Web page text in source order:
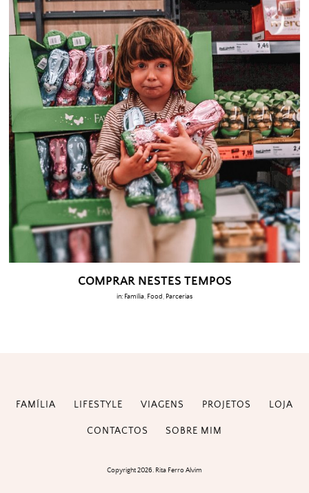
COMPRAR NESTES TEMPOS
in: Família Food Parcerias
FAMÍLIA LIFESTYLE VIAGENS PROJETOS LOJA
CONTACTOS SOBRE MIM
Copyright 2026. Rita Ferro Alvim